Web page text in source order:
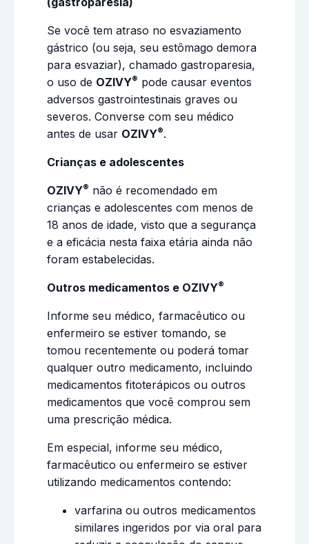
Se você tem atraso no esvaziamento
gástrico (ou seja, seu estômago demora
para esvaziar), chamado gastroparesia,
o uso de OZIVY® pode causar eventos
adversos gastrointestinais graves ou
severos. Converse com seu médico
antes de usar OZIVY®.
Crianças e adolescentes
OZIVY® não é recomendado em
crianças e adolescentes com menos de
18 anos de idade, visto que a segurança
e a eficácia nesta faixa etária ainda não
foram estabelecidas.
Outros medicamentos e OZIVY®
Informe seu médico, farmacêutico ou
enfermeiro se estiver tomando, se
tomou recentemente ou poderá tomar
qualquer outro medicamento, incluindo
medicamentos fitoterápicos ou outros
medicamentos que você comprou sem
uma prescrição médica.
Em especial, informe seu médico,
farmacêutico ou enfermeiro se estiver
utilizando medicamentos contendo:
varfarina ou outros medicamentos
similares ingeridos por via oral para